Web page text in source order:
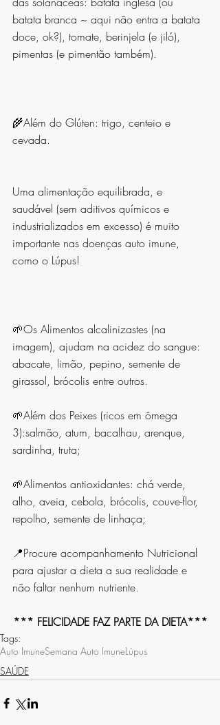
batata branca ~ aqui não entra a batata
doce, ok?), tomate, berinjela (e jiló),
pimentas (e pimentão também).
🌾Além do Glúten: trigo, centeio e
cevada.
Uma alimentação equilibrada, e
saudável (sem aditivos químicos e
industrializados em excesso) é muito
importante nas doenças auto imune,
como o Lúpus!
🌱Os Alimentos alcalinizastes (na
imagem), ajudam na acidez do sangue:
abacate, limão, pepino, semente de
girassol, brócolis entre outros.
🌱Além dos Peixes (ricos em ômega
3):salmão, atum, bacalhau, arenque,
sardinha, truta;
🌱Alimentos antioxidantes: chá verde,
alho, aveia, cebola, brócolis, couve-flor,
repolho, semente de linhaça;
📍Procure acompanhamento Nutricional
para ajustar a dieta a sua realidade e
não faltar nenhum nutriente.
*** FELICIDADE FAZ PARTE DA DIETA***
Tags:
Auto ImuneSemana Auto ImuneLúpus
SAÚDE